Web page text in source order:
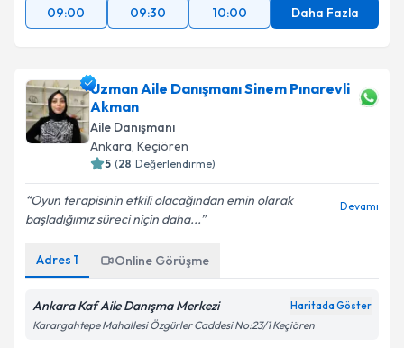
09:00
09:30 10:00 Daha Fazla
Uzman Aile Danışmanı Sinem Pınarevli
Akman
Aile Danışmanı
Ankara,Keçiören
( Değerlendirme)
Oyun terapisinin etkili olacağından emin olarak
başladığımız süreci niçin daha...
Adres 1 Online Görüşme
Ankara Kaf Aile Danışma Merkezi
Karargahtepe Mahallesi Özgürler Caddesi No:23/1 Keçiören